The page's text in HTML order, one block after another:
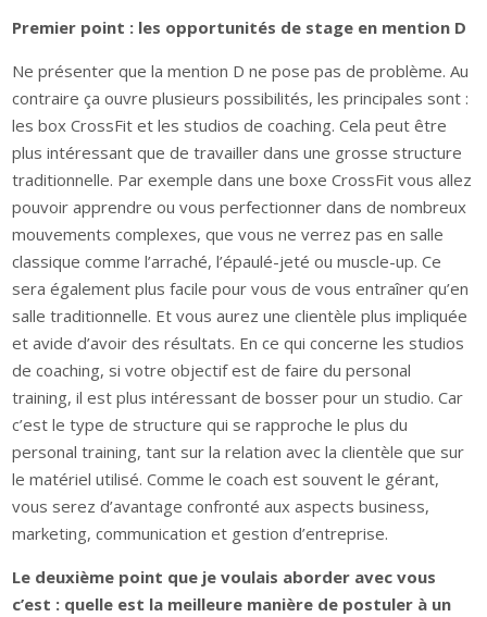
Premier point : les opportunités de stage en mention D
Ne présenter que la mention D ne pose pas de problème. Au
contraire ça ouvre plusieurs possibilités, les principales sont :
les box CrossFit et les studios de coaching. Cela peut être
plus intéressant que de travailler dans une grosse structure
traditionnelle. Par exemple dans une boxe CrossFit vous allez
pouvoir apprendre ou vous perfectionner dans de nombreux
mouvements complexes, que vous ne verrez pas en salle
classique comme l’arraché, l’épaulé-jeté ou muscle-up. Ce
sera également plus facile pour vous de vous entraîner qu’en
salle traditionnelle. Et vous aurez une clientèle plus impliquée
et avide d’avoir des résultats. En ce qui concerne les studios
de coaching, si votre objectif est de faire du personal
training, il est plus intéressant de bosser pour un studio. Car
c’est le type de structure qui se rapproche le plus du
personal training, tant sur la relation avec la clientèle que sur
le matériel utilisé. Comme le coach est souvent le gérant,
vous serez d’avantage confronté aux aspects business,
marketing, communication et gestion d’entreprise.
Le deuxième point que je voulais aborder avec vous
c’est : quelle est la meilleure manière de postuler à un